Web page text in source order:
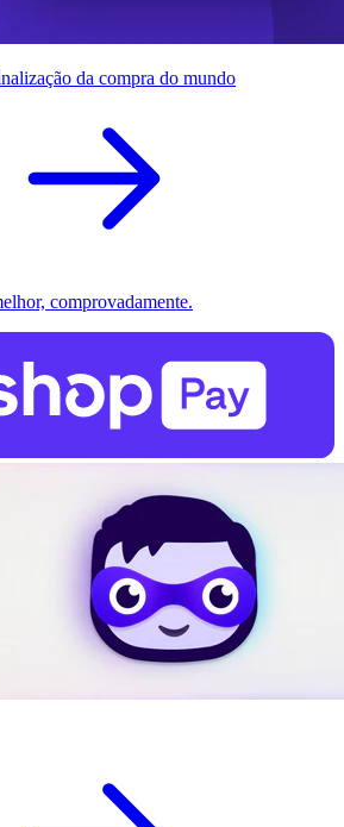
da compra do mundo
comprovadamente.